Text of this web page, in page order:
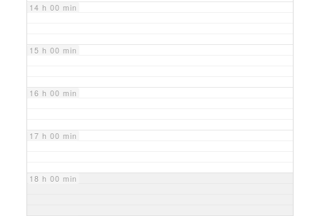
14 h 00 min
15 h 00 min
16 h 00 min
17 h 00 min
18 h 00 min